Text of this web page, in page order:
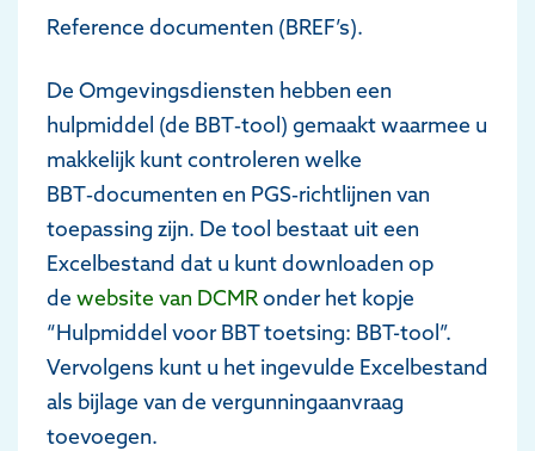
Reference documenten (BREF’s).
De Omgevingsdiensten hebben een
hulpmiddel (de BBT‑tool) gemaakt waarmee u
makkelijk kunt controleren welke
BBT‑documenten en PGS‑richtlijnen van
toepassing zijn. De tool bestaat uit een
Excelbestand dat u kunt downloaden op
de website van DCMRonder het kopje
“Hulpmiddel voor BBT toetsing: BBT-tool”.
Vervolgens kunt u het ingevulde Excelbestand
als bijlage van de vergunningaanvraag
toevoegen.